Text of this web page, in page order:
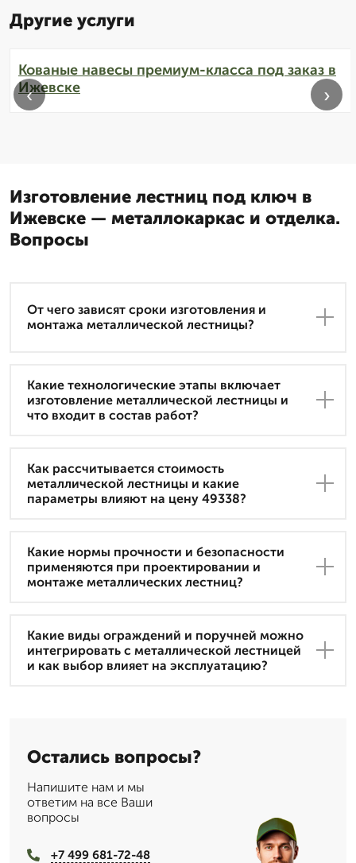
Другие услуги
Кованые навесы премиум-класса под заказ в
Ижевске
‹ ›
Изготовление лестниц под ключ в
Ижевске — металлокаркас и отделка.
Вопросы
От чего зависят сроки изготовления и
монтажа металлической лестницы?
Какие технологические этапы включает
изготовление металлической лестницы и
что входит в состав работ?
Как рассчитывается стоимость
металлической лестницы и какие
параметры влияют на цену 49338?
Какие нормы прочности и безопасности
применяются при проектировании и
монтаже металлических лестниц?
Какие виды ограждений и поручней можно
интегрировать с металлической лестницей
и как выбор влияет на эксплуатацию?
Остались вопросы?
Напишите нам и мы
ответим на все Ваши
вопросы
+7 499 681-72-48